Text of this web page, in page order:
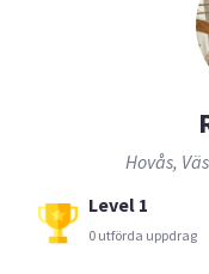
Hovås,
Level 1
0 utförda uppdrag